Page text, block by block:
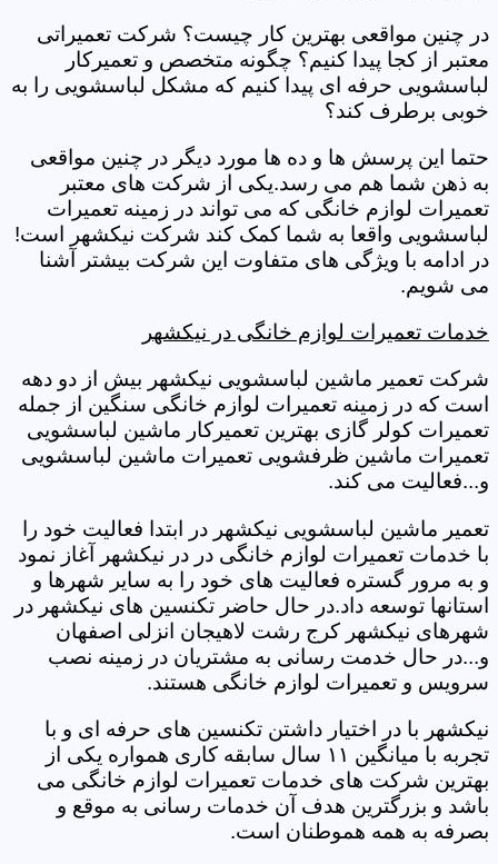
در چنین مواقعی بهترین کار چیست؟ شرکت تعمیراتی
معتبر از کجا پیدا کنیم؟ چگونه متخصص و تعمیرکار
لباسشویی حرفه ای پیدا کنیم که مشکل لباسشویی را به
خوبی برطرف کند؟
حتما این پرسش ها و ده ها مورد دیگر در چنین مواقعی
به ذهن شما هم می رسد.یکی از شرکت های معتبر
تعمیرات لوازم خانگی که می تواند در زمینه تعمیرات
لباسشویی واقعا به شما کمک کند شرکت نیکشهر است!
در ادامه با ویژگی های متفاوت این شرکت بیشتر آشنا
می شویم.
خدمات تعمیرات لوازم خانگی در نیکشهر
شرکت تعمیر ماشین لباسشویی نیکشهر بیش از دو دهه
است که در زمینه تعمیرات لوازم خانگی سنگین از جمله
تعمیرات کولر گازی بهترین تعمیرکار ماشین لباسشویی
تعمیرات ماشین ظرفشویی تعمیرات ماشین لباسشویی
و...فعالیت می کند.
تعمیر ماشین لباسشویی نیکشهر در ابتدا فعالیت خود را
با خدمات تعمیرات لوازم خانگی در در نیکشهر آغاز نمود
و به مرور گستره فعالیت های خود را به سایر شهرها و
استانها توسعه داد.در حال حاضر تکنسین های نیکشهر در
شهرهای نیکشهر کرج رشت لاهیجان انزلی اصفهان
و...در حال خدمت رسانی به مشتریان در زمینه نصب
سرویس و تعمیرات لوازم خانگی هستند.
نیکشهر با در اختیار داشتن تکنسین های حرفه ای و با
تجربه با میانگین ۱۱ سال سابقه کاری همواره یکی از
بهترین شرکت های خدمات تعمیرات لوازم خانگی می
باشد و بزرگترین هدف آن خدمات رسانی به موقع و
بصرفه به همه هموطنان است.